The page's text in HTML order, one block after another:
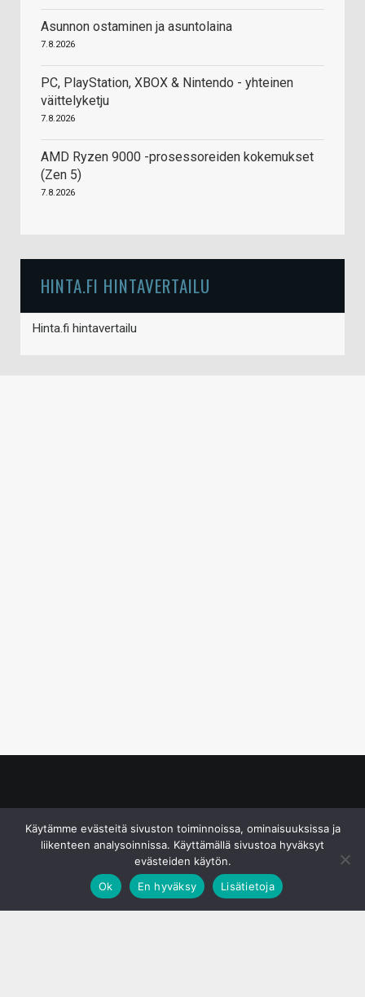
Asunnon ostaminen ja asuntolaina
7.8.2026
PC, PlayStation, XBOX & Nintendo - yhteinen
väittelyketju
7.8.2026
AMD Ryzen 9000 -prosessoreiden kokemukset
(Zen 5)
7.8.2026
HINTA.FI HINTAVERTAILU
Hinta.fi hintavertailu
Käytämme evästeitä sivuston toiminnoissa, ominaisuuksissa ja
liikenteen analysoinnissa. Käyttämällä sivustoa hyväksyt
evästeiden käytön.
Ok
En hyväksy Lisätietoja